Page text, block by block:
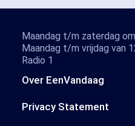
Over EenVandaag
Privacy Statement
Maandag t/m zaterdag
Maandag t/m vrijdag van
Radio 1